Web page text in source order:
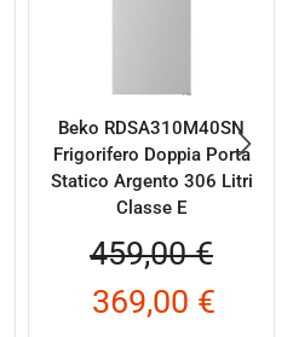
Beko RDSA310M40SN
Frigorifero Doppia Porta
Statico Argento 306 Litri
Classe E
459,00€
369,00 €